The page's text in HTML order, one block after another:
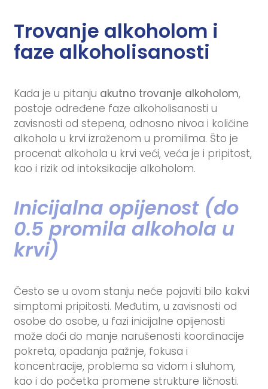
Trovanje alkoholom i
faze alkoholisanosti
Kada je u pitanju akutno trovanje alkoholom,
postoje određene faze alkoholisanosti u
zavisnosti od stepena, odnosno nivoa i količine
alkohola u krvi izraženom u promilima. Što je
procenat alkohola u krvi veći, veća je i pripitost,
kao i rizik od intoksikacije alkoholom.
Inicijalna opijenost (do
0.5 promila alkohola u
krvi)
Često se u ovom stanju neće pojaviti bilo kakvi
simptomi pripitosti. Međutim, u zavisnosti od
osobe do osobe, u fazi inicijalne opijenosti
može doći do manje narušenosti koordinacije
pokreta, opadanja pažnje, fokusa i
koncentracije, problema sa vidom i sluhom,
kao i do početka promene strukture ličnosti.